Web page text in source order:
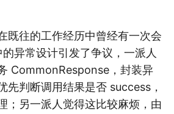
既往的工作经历中曾经有一次会
异常设计引发了争议，一派人
CommonResponse，封装异
先判断调用结果是否 success，
；另一派人觉得这比较麻烦，由